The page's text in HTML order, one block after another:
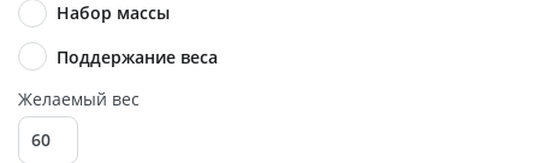
Набор массы
Поддержание веса
Желаемый вес